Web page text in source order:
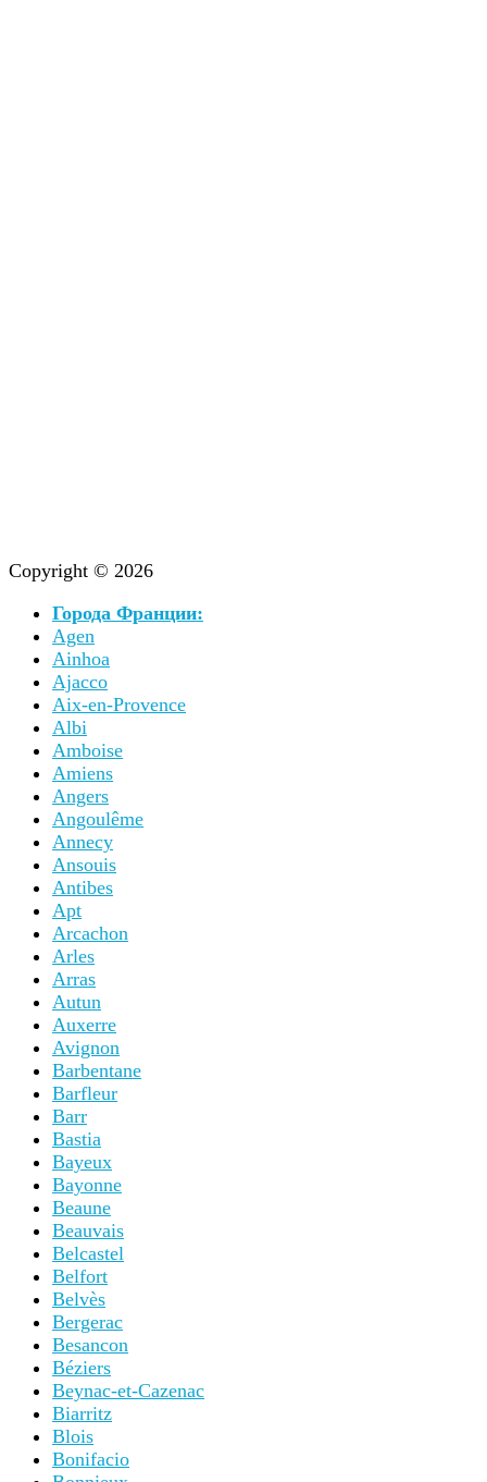
Copyright © 2026
Города Франции:
Agen
Ainhoa
Ajacco
Aix-en-Provence
Albi
Amboise
Amiens
Angers
Angoulême
Annecy
Ansouis
Antibes
Apt
Arcachon
Arles
Arras
Autun
Auxerre
Avignon
Barbentane
Barfleur
Barr
Bastia
Bayeux
Bayonne
Beaune
Beauvais
Belcastel
Belfort
Belvès
Bergerac
Besancon
Béziers
Beynac-et-Cazenac
Biarritz
Blois
Bonifacio